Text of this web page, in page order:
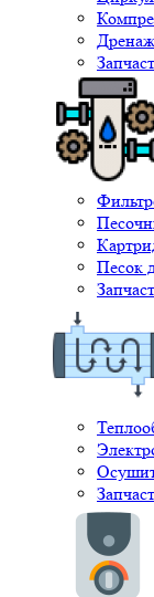
Песок